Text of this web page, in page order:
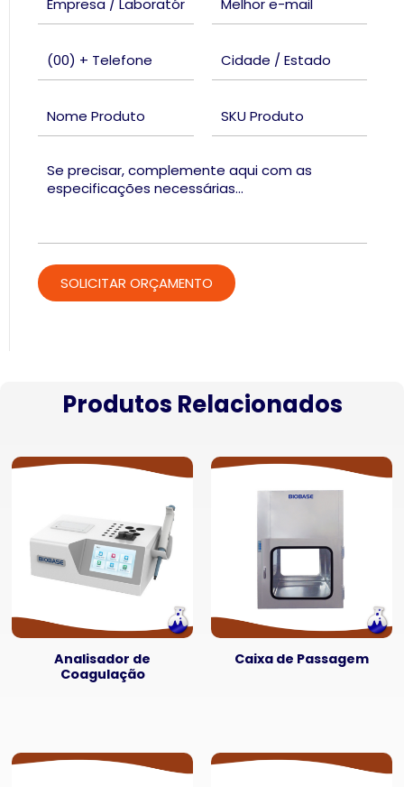
Produtos Relacionados
Analisador de
Coagulação
Caixa de Passagem